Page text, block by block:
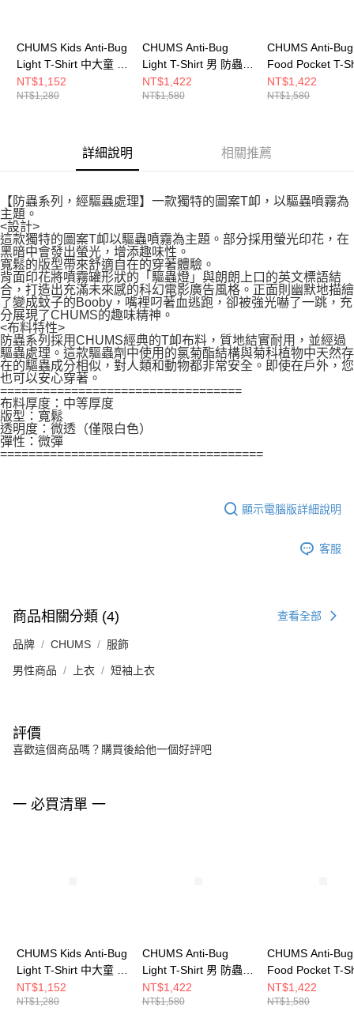
CHUMS Kids Anti-Bug
Light T-Shirt 中大童 防
蟲 中大童 短袖上衣 深
藍綠 CH211435T035
NT$1,152
NT$1,280
CHUMS Anti-Bug
Light T-Shirt 男 防蟲短
袖上衣 淺卡其綠
CH012717M126
NT$1,422
NT$1,580
CHUMS Anti-
Food Pocket T-
男 防蟲短袖上衣
綠
NT$1,422
NT$1,580
詳細說明 相關推薦
【防蟲系列，經驅蟲處理】一款獨特的圖案T卹，以驅蟲噴霧為
主題。
<設計>
這款獨特的圖案T卹以驅蟲噴霧為主題。部分採用螢光印花，在
黑暗中會發出螢光，增添趣味性。
寬鬆的版型帶來舒適自在的穿著體驗。
背面印花將噴霧罐形狀的「驅蟲燈」與朗朗上口的英文標語結
合，打造出充滿未來感的科幻電影廣告風格。正面則幽默地描繪
了變成蚊子的Booby，嘴裡叼著血逃跑，卻被強光嚇了一跳，充
分展現了CHUMS的趣味精神。
<布料特性>
防蟲系列採用CHUMS經典的T卹布料，質地結實耐用，並經過
驅蟲處理。這款驅蟲劑中使用的氯菊酯結構與菊科植物中天然存
在的驅蟲成分相似，對人類和動物都非常安全。即使在戶外，您
也可以安心穿著。
==================================
布料厚度：中等厚度
版型：寬鬆
透明度：微透（僅限白色）
彈性：微彈
=====================================
顯示電腦版詳細說明
客服
商品相關分類 (4) 查看全部
品牌 CHUMS 服飾
男性商品 上衣 短袖上衣
評價
喜歡這個商品嗎？購買後給他一個好評吧
一 必買清單 一
CHUMS Kids Anti-Bug
Light T-Shirt 中大童 防
蟲 中大童 短袖上衣 深
藍綠 CH211435T035
NT$1,152
NT$1,280
CHUMS Anti-Bug
Light T-Shirt 男 防蟲短
袖上衣 淺卡其綠
CH012717M126
NT$1,422
NT$1,580
CHUMS Anti-
Food Pocket T-
男 防蟲短袖上衣
綠
NT$1,422
NT$1,580